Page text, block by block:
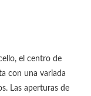
el centro de
con una variada
Las aperturas de